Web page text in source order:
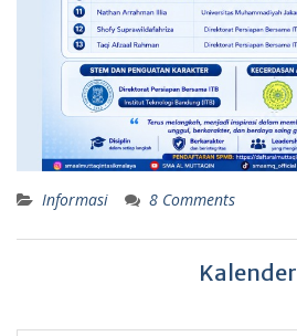
Informasi 8 Comments
Kalender